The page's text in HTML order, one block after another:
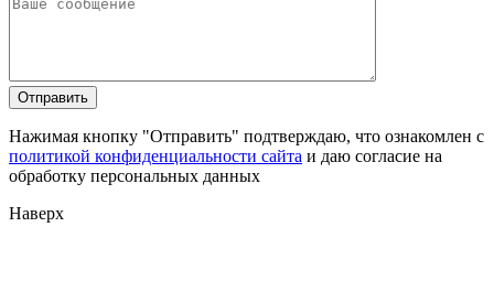
Нажимая кнопку "Отправить" подтверждаю, что ознакомлен с
политикой конфиденциальности сайта и даю согласие на
обработку персональных данных
Наверх